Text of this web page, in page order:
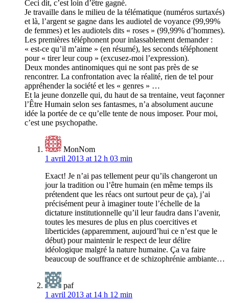
Ceci dit, c’est loin d’être gagné.
Je travaille dans le milieu de la télématique (numéros surtaxés)
et là, l’argent se gagne dans les audiotel de voyance (99,99%
de femmes) et les audiotels dits « roses » (99,99% d’hommes).
Les premières téléphonent pour inlassablement demander :
« est-ce qu’il m’aime » (en résumé), les seconds téléphonent
pour « tirer leur coup » (excusez-moi l’expression).
Deux mondes antinomiques qui ne sont pas près de se
rencontrer. La confrontation avec la réalité, rien de tel pour
appréhender la société et les « genres » …
Et la jeune donzelle qui, du haut de sa trentaine, veut façonner
l’Être Humain selon ses fantasmes, n’a absolument aucune
idée la portée de ce qu’elle tente de nous imposer. Pour moi,
c’est une psychopathe.
MonNom
1 avril 2013 at 12 h 03 min
Exact! Je n’ai pas tellement peur qu’ils changeront un
jour la tradition ou l’être humain (en même temps ils
prétendent que les réacs ont surtout peur de ça), j’ai
précisément peur à imaginer toute l’échelle de la
dictature institutionnelle qu’il leur faudra dans l’avenir,
toutes les mesures de plus en plus coercitives et
liberticides (apparemment, aujourd’hui ce n’est que le
début) pour maintenir le respect de leur délire
idéologique malgré la nature humaine. Ça va faire
beaucoup de souffrance et de schizophrénie ambiante…
paf
1 avril 2013 at 14 h 12 min